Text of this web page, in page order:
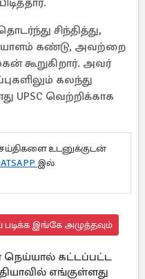
சிந்தித்து,
கண்டு, அவற்றை
கூறுகிறார். அவர்
கலந்து
வெற்றிக்காக
உடனுக்குடன்
இல்
இங்கே அழுத்தவும்
நெய்யால் கட்டப்பட்ட
எங்குள்ளது